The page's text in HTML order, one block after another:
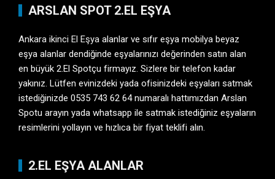
ARSLAN SPOT 2.EL EŞYA
Ankara ikinci El Eşya alanlar ve sıfır eşya mobilya beyaz
eşya alanlar dendiğinde eşyalarınızı değerinden satın alan
en büyük 2.El Spotçu firmayız. Sizlere bir telefon kadar
yakınız. Lütfen evinizdeki yada ofisinizdeki eşyaları satmak
istediğinizde 0535 743 62 64 numaralı hattımızdan Arslan
Spotu arayın yada whatsapp ile satmak istediğiniz eşyaların
resimlerini yollayın ve hızlıca bir fiyat teklifi alın.
2.EL EŞYA ALANLAR